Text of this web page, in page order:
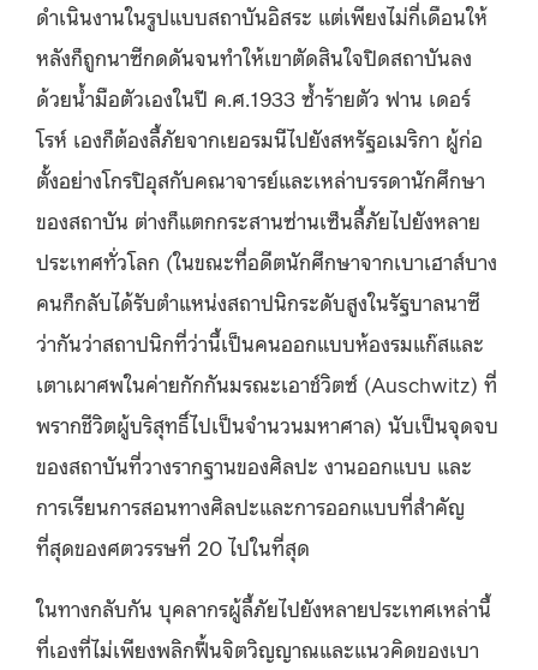
ดำเนินงานในรูปแบบสถาบันอิสระ แต่เพียงไม่กี่เดือนให้
หลังก็ถูกนาซีกดดันจนทำให้เขาตัดสินใจปิดสถาบันลง
ด้วยน้ำมือตัวเองในปี ค.ศ.1933 ซ้ำร้ายตัว ฟาน เดอร์
โรห์ เองก็ต้องลี้ภัยจากเยอรมนีไปยังสหรัฐอเมริกา ผู้ก่อ
ตั้งอย่างโกรปิอุสกับคณาจารย์และเหล่าบรรดานักศึกษา
ของสถาบัน ต่างก็แตกกระสานซ่านเซ็นลี้ภัยไปยังหลาย
ประเทศทั่วโลก (ในขณะที่อดีตนักศึกษาจากเบาเฮาส์บาง
คนก็กลับได้รับตำแหน่งสถาปนิกระดับสูงในรัฐบาลนาซี
ว่ากันว่าสถาปนิกที่ว่านี้เป็นคนออกแบบห้องรมแก๊สและ
เตาเผาศพในค่ายกักกันมรณะเอาช์วิตซ์ (Auschwitz) ที่
พรากชีวิตผู้บริสุทธิ์ไปเป็นจำนวนมหาศาล) นับเป็นจุดจบ
ของสถาบันที่วางรากฐานของศิลปะ งานออกแบบ และ
การเรียนการสอนทางศิลปะและการออกแบบที่สำคัญ
ที่สุดของศตวรรษที่ 20 ไปในที่สุด
ในทางกลับกัน บุคลากรผู้ลี้ภัยไปยังหลายประเทศเหล่านี้
ที่เองที่ไม่เพียงพลิกฟื้นจิตวิญญาณและแนวคิดของเบา